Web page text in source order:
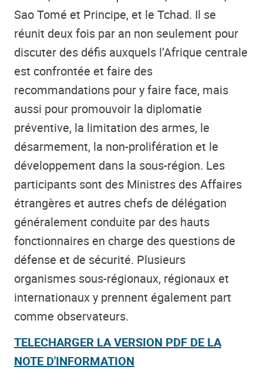
Sao Tomé et Principe, et le Tchad. Il se
réunit deux fois par an non seulement pour
discuter des défis auxquels l’Afrique centrale
est confrontée et faire des
recommandations pour y faire face, mais
aussi pour promouvoir la diplomatie
préventive, la limitation des armes, le
désarmement, la non-prolifération et le
développement dans la sous-région. Les
participants sont des Ministres des Affaires
étrangères et autres chefs de délégation
généralement conduite par des hauts
fonctionnaires en charge des questions de
défense et de sécurité. Plusieurs
organismes sous-régionaux, régionaux et
internationaux y prennent également part
comme observateurs.
TELECHARGER LA VERSION PDF DE LA
NOTE D'INFORMATION